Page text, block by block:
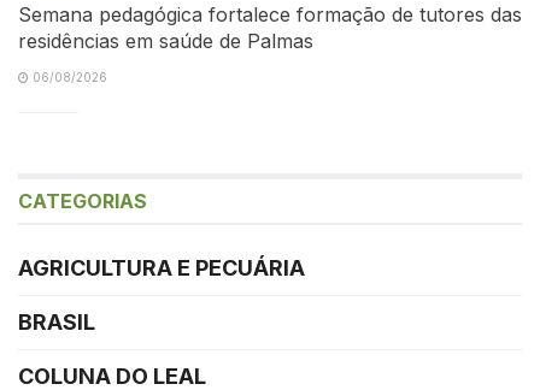
Semana pedagógica fortalece formação de tutores das
residências em saúde de Palmas
06/08/2026
CATEGORIAS
AGRICULTURA E PECUÁRIA
BRASIL
COLUNA DO LEAL